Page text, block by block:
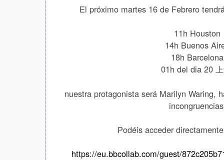
El próximo martes 16 de Febrero
11h Houston
14h Buenos
18h Barcelona
01h del dia 20
nuestra protagonista será Marilyn Waring,
Podéis acceder
https://eu.bbcollab.com/guest/